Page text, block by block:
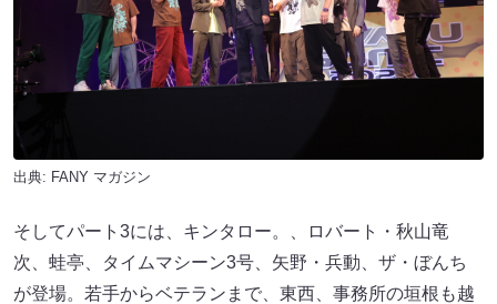
出典: FANY マガジン
そしてパート3には、キンタロー。、ロバート・秋山竜
次、蛙亭、タイムマシーン3号、矢野・兵動、ザ・ぼんち
が登場。若手からベテランまで、東西、事務所の垣根も越